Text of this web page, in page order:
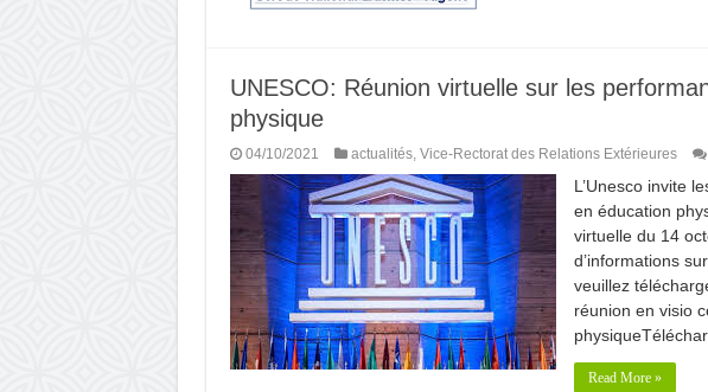
UNESCO: Réunion virtuelle sur les
physique
04/10/2021 actualités, Vice-Rectorat des Relations Extérieures
L’Unesco invite
en éducation
virtuelle du 14
d’informations
veuillez
réunion en visio
Read More »